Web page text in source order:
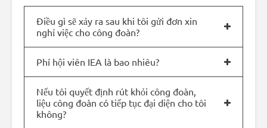
Điều gì sẽ xảy ra sau khi tôi gửi đơn xin
nghỉ việc cho công đoàn?
Phí hội viên IEA là bao nhiêu?
Nếu tôi quyết định rút khỏi công đoàn,
liệu công đoàn có tiếp tục đại diện cho tôi
không?